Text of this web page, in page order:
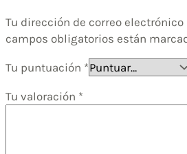
Tu dirección de correo
campos obligatorios están
Tu puntuación *
Tu valoración *